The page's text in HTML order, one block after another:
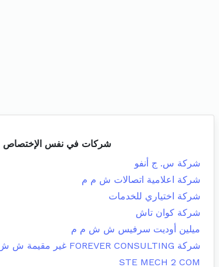
شركات في نفس الإختصاص
شركة س. ج أنفو
شركة اعلامية اتصالات ش م م
شركة اختياري للخدمات
شركة كوان تاش
ميلين أوديت سرفيس ش ش م م
شركة FOREVER CONSULTING غير مقيمة ش ش م م
STE MECH 2 COM